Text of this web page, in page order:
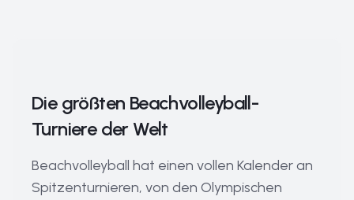
Die größten Beachvolleyball-
Turniere der Welt
Beachvolleyball hat einen vollen Kalender an
Spitzenturnieren, von den Olympischen